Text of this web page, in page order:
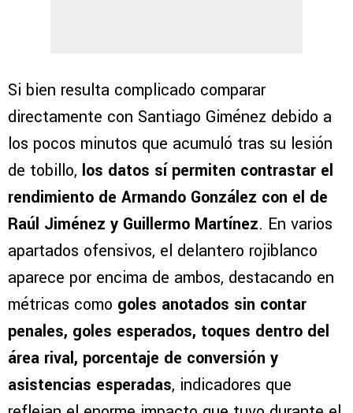
Si bien resulta complicado comparar
directamente con Santiago Giménez debido a
los pocos minutos que acumuló tras su lesión
de tobillo, los datos sí permiten contrastar el
rendimiento de Armando González con el de
Raúl Jiménez y Guillermo Martínez. En varios
apartados ofensivos, el delantero rojiblanco
aparece por encima de ambos, destacando en
métricas como goles anotados sin contar
penales, goles esperados, toques dentro del
área rival, porcentaje de conversión y
asistencias esperadas, indicadores que